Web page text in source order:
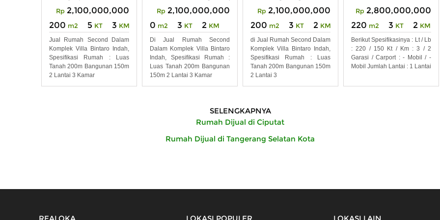
Rp 2,100,000,000
200 m2 5 KT 3 KM
Jual Rumah Second Dalam
Komplek Villa Bintaro Indah,
Spesifikasi Rumah : Luas
Tanah 200m Bangunan 150m
2 Lantai 3 Kamar
Rp 2,100,000,000
0 m2 3 KT 2 KM
Di Jual Rumah Second
Dalam Komplek Villa Bintaro
Indah, Spesifikasi Rumah :
Luas Tanah 200m Bangunan
150m 2 Lantai 3 Kamar
Rp 2,100,000,000
200 m2 3 KT 2 KM
di Jual Rumah Second Dalam
Komplek Villa Bintaro Indah,
Spesifikasi Rumah : Luas
Tanah 200m Bangunan 150m
2 Lantai 3
Rp 2,800,000,000
220 m2 3 KT 2 KM
Berikut Spesifikasinya : Lt / Lb
: 220 / 150 Kt / Km : 3 / 2
Garasi / Carport : - Mobil / -
Mobil Jumlah Lantai : 1 Lantai
SELENGKAPNYA
Rumah Dijual di Ciputat
Rumah Dijual di Tangerang Selatan Kota